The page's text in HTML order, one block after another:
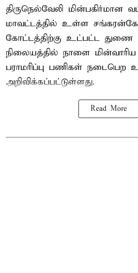
திருநெல்வேலி மின்பகிர்மான
மாவட்டத்தில் உள்ள
கோட்டத்திற்கு உட்பட்ட துணை
நிலையத்தில் நாளை மின்வாரிய
பராமரிப்பு பணிகள்
அறிவிக்கப்பட்டுள்ளது.
Read More